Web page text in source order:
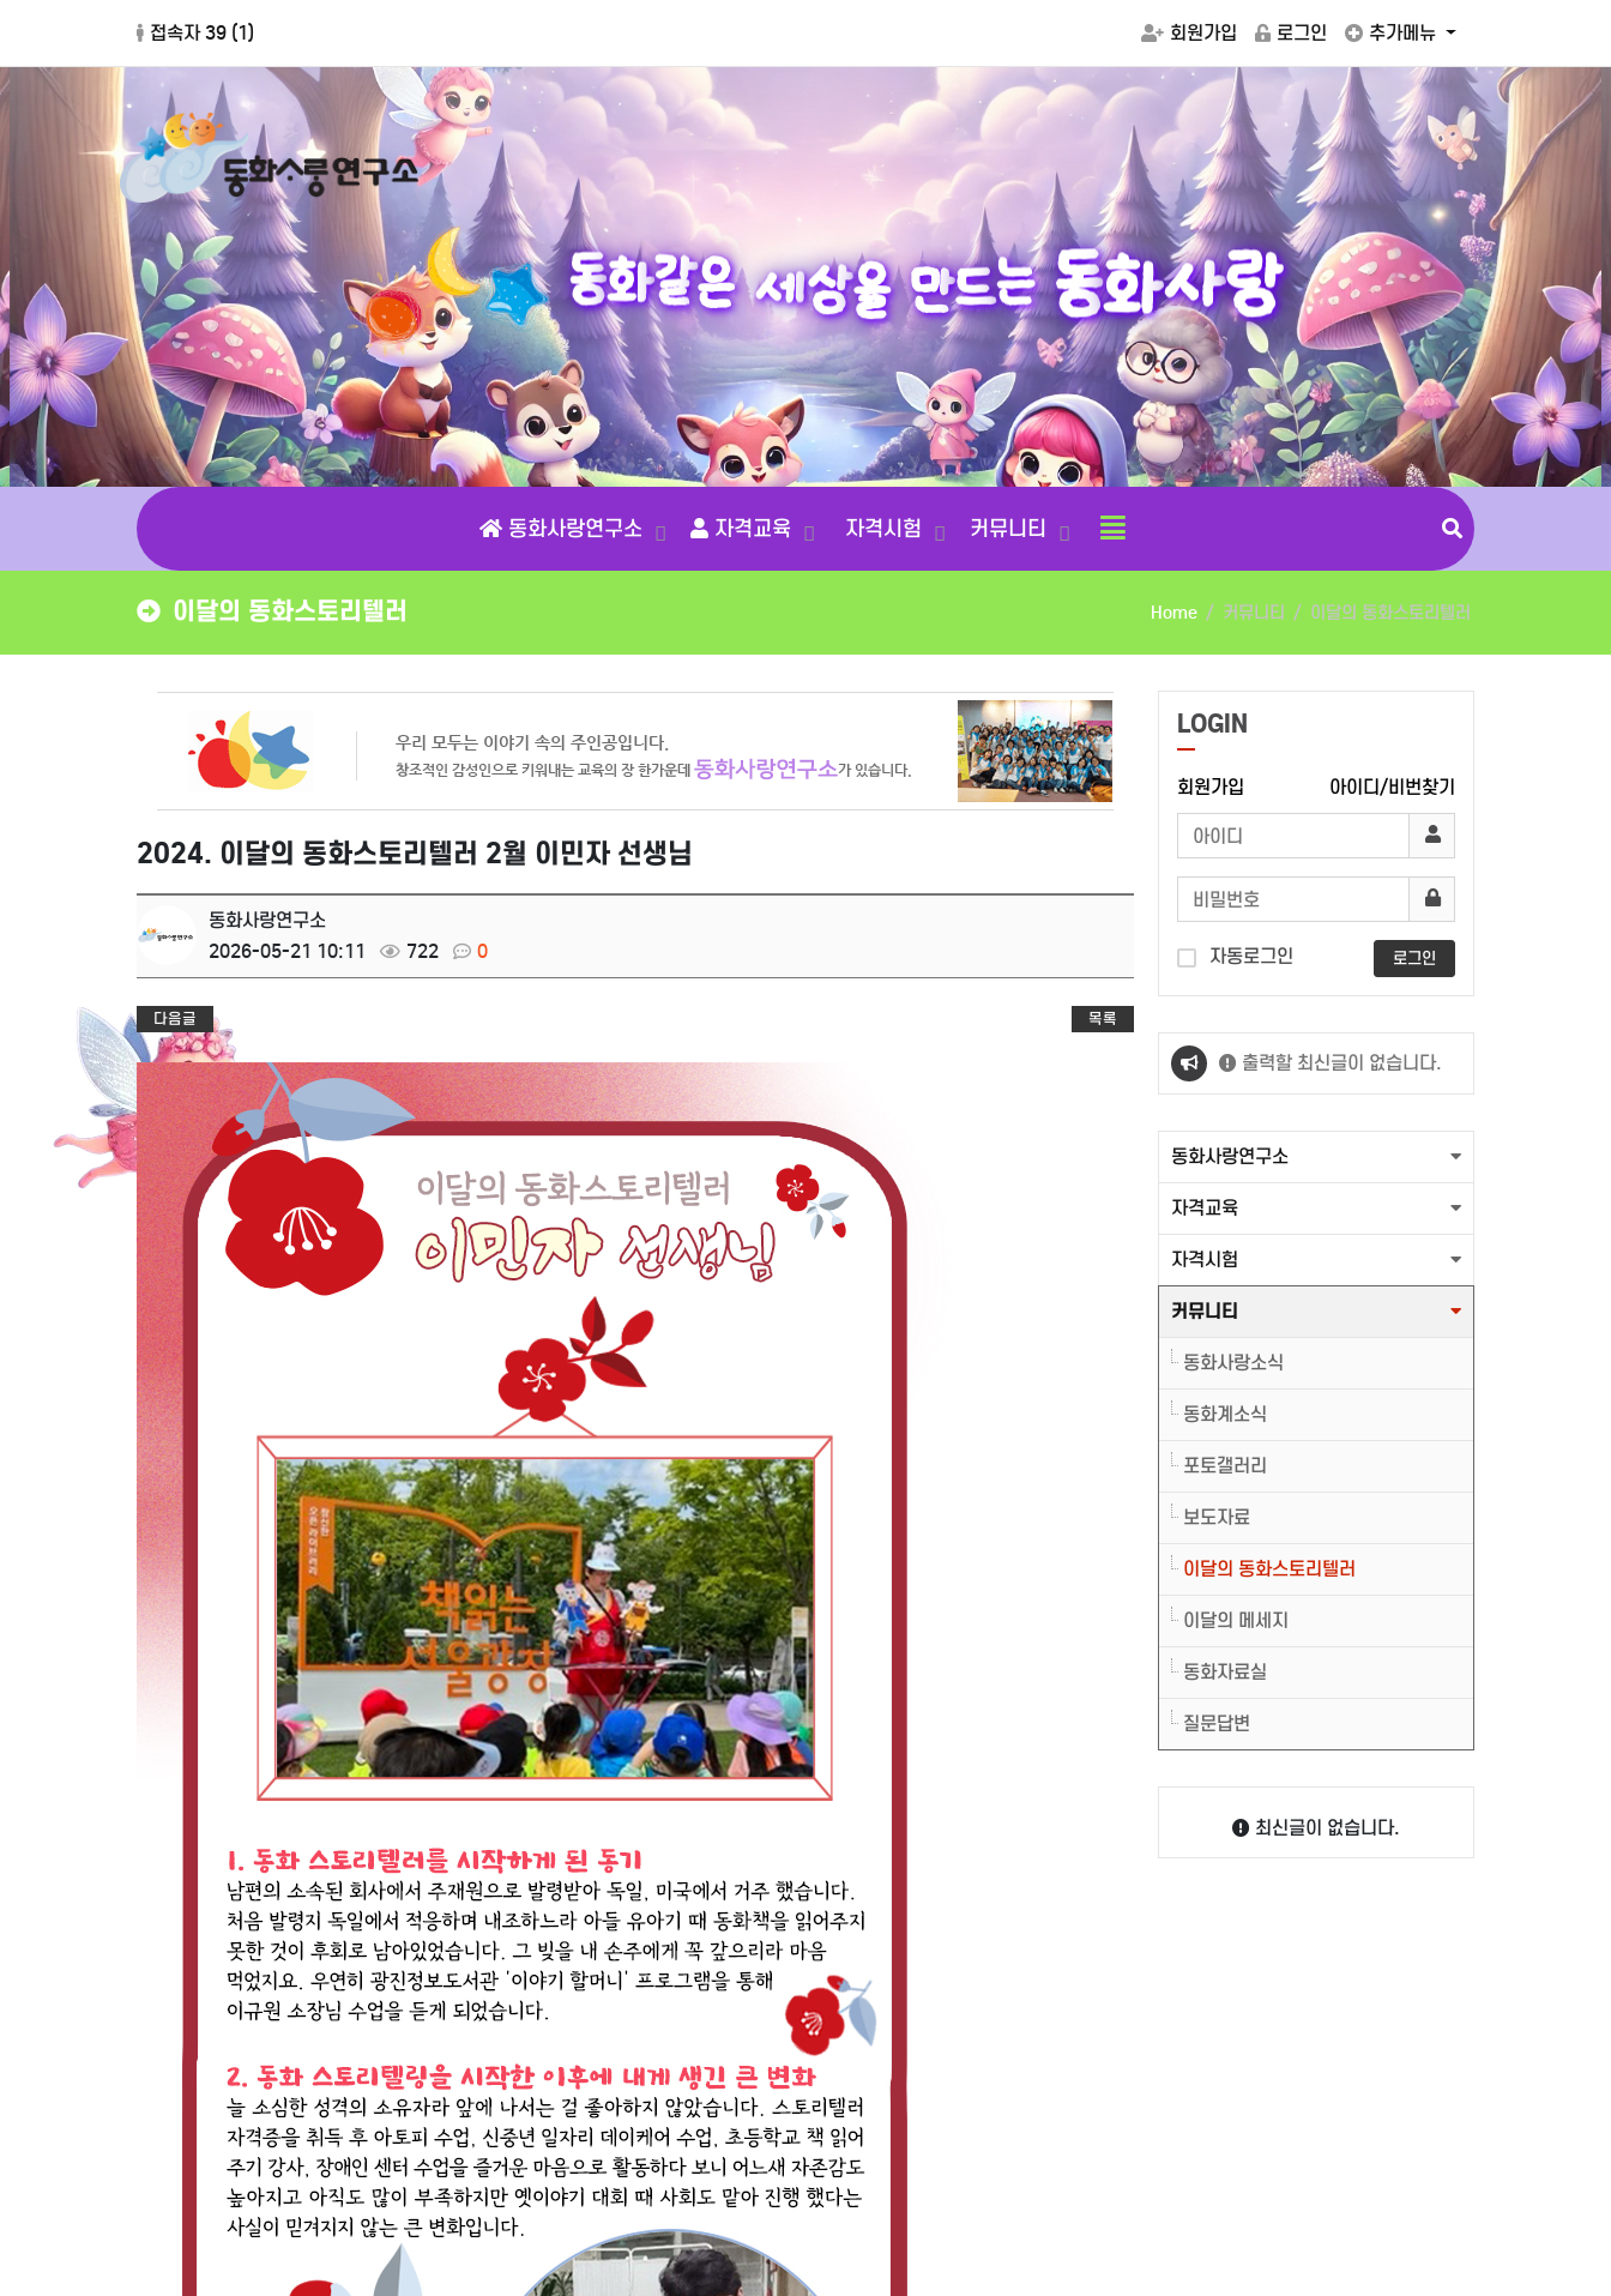
접속자 39 (1) 회원가입 로그인 추가메뉴
동화같은 세상을 만드는 동화사랑
동화사랑연구소 자격교육 자격시험 커뮤니티
이달의 동화스토리텔러 Home 커뮤니티 이달의 동화스토리텔러
2024. 이달의 동화스토리텔러 2월 이민자 선생님
동화사랑연구소
2026-05-21 10:11
722 0
다음글 목록
LOGIN
회원가입 아이디/비번찾기
자동로그인 로그인
출력할 최신글이 없습니다.
동화사랑연구소
자격교육
자격시험
커뮤니티
동화사랑소식
동화계소식
포토갤러리
보도자료
이달의 동화스토리텔러
이달의 메세지
동화자료실
질문답변
최신글이 없습니다.